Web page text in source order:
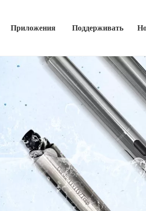
Приложения Поддерживать